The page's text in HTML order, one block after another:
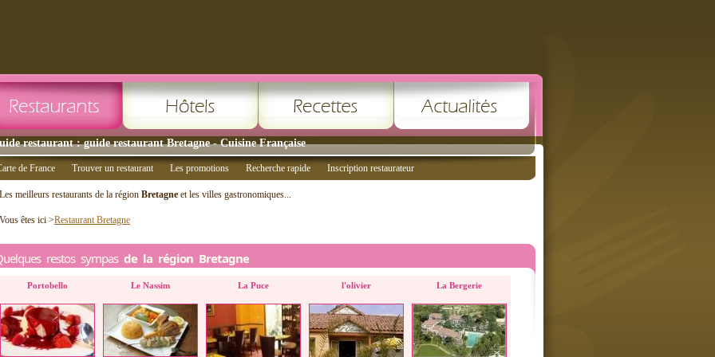
restaurant : guide restaurant Bretagne - Cuisine Française
de France Trouver un restaurant Les promotions Recherche rapide Inscription restaurateur
Les meilleurs restaurants de la région Bretagne et les villes gastronomiques...
Vous êtes ici >Restaurant Bretagne
restos sympas de la région Bretagne
Portobello Le Nassim La Puce l'olivier La Bergerie